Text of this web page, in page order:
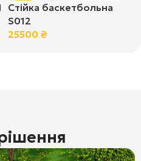
Стійка баскетбольна
S012
25500 ₴